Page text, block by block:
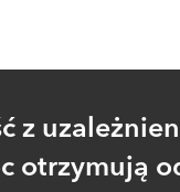
z
otrzymują